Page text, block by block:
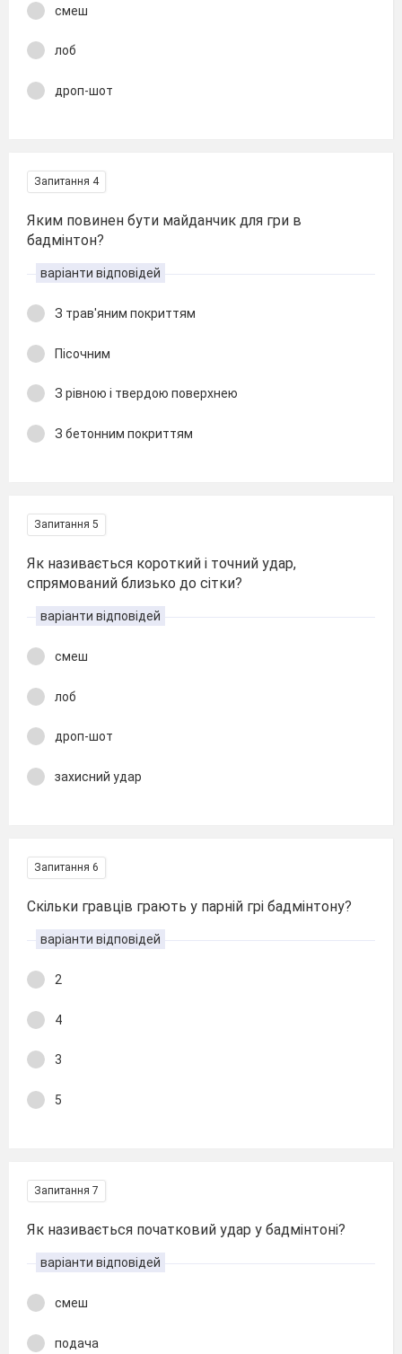
смеш
лоб
дроп-шот
Запитання 4
Яким повинен бути майданчик для гри в
бадмінтон?
варіанти відповідей
З трав'яним покриттям
Пісочним
З рівною і твердою поверхнею
З бетонним покриттям
Запитання 5
Як називається короткий і точний удар,
спрямований близько до сітки?
варіанти відповідей
смеш
лоб
дроп-шот
захисний удар
Запитання 6
Скільки гравців грають у парній грі бадмінтону?
варіанти відповідей
2
4
3
5
Запитання 7
Як називається початковий удар у бадмінтоні?
варіанти відповідей
смеш
подача